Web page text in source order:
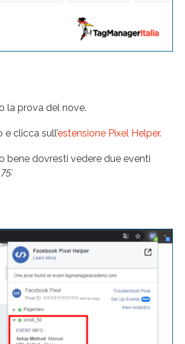
la prova del nove.
e clicca sull’estensione Pixel Helper.
bene dovresti vedere due eventi